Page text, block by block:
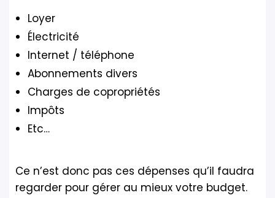
Loyer
Électricité
Internet / téléphone
Abonnements divers
Charges de copropriétés
Impôts
Etc…
Ce n’est donc pas ces dépenses qu’il faudra
regarder pour gérer au mieux votre budget.